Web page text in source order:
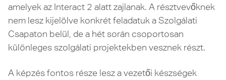
amelyek az Interact 2 alatt zajlanak. A résztvevőknek
nem lesz kijelölve konkrét feladatuk a Szolgálati
Csapaton belül, de a hét során csoportosan
különleges szolgálati projektekben vesznek részt.
A képzés fontos része lesz a vezetői készségek